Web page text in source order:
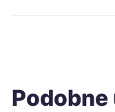
Kędzierzyn-
Podobne